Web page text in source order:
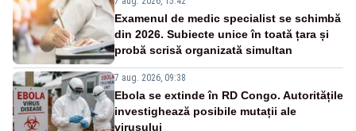
Examenul de medic specialist se schimbă
din 2026. Subiecte unice în toată țara și
probă scrisă organizată simultan
7 aug. 2026, 09:38
Ebola se extinde în RD Congo. Autoritățile
investighează posibile mutații ale
virusului